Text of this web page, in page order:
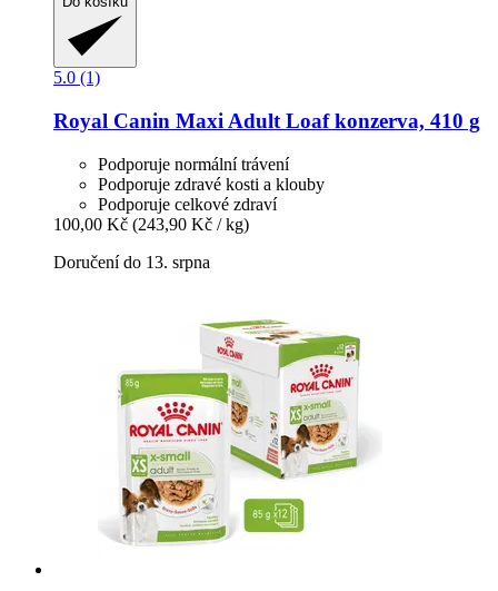
5.0 (1)
Royal Canin Maxi Adult Loaf konzerva, 410 g
Podporuje normální trávení
Podporuje zdravé kosti a klouby
Podporuje celkové zdraví
100,00 Kč (243,90 Kč / kg)
Doručení do 13. srpna